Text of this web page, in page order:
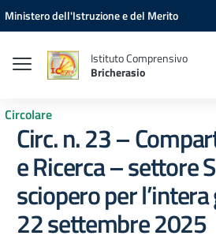
Vai ai contenuti
Vai al menu di navigazione
Vai al footer
Ministero dell'Istruzione e del Merito
Istituto Comprensivo
Bricherasio
Circolare
Circ. n. 23 –
e Ricerca – settore
sciopero per
22 settembre 2025